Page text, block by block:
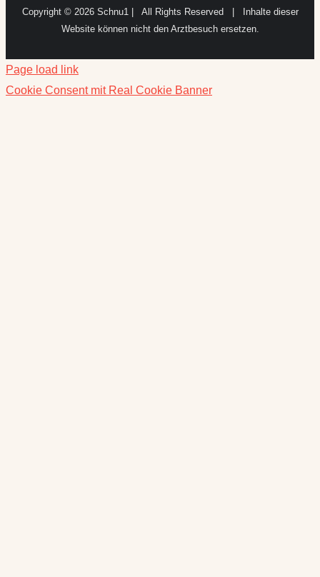
Copyright © 2026 Schnu1 | All Rights Reserved | Inhalte dieser
Website können nicht den Arztbesuch ersetzen.
Page load link
Cookie Consent mit Real Cookie Banner